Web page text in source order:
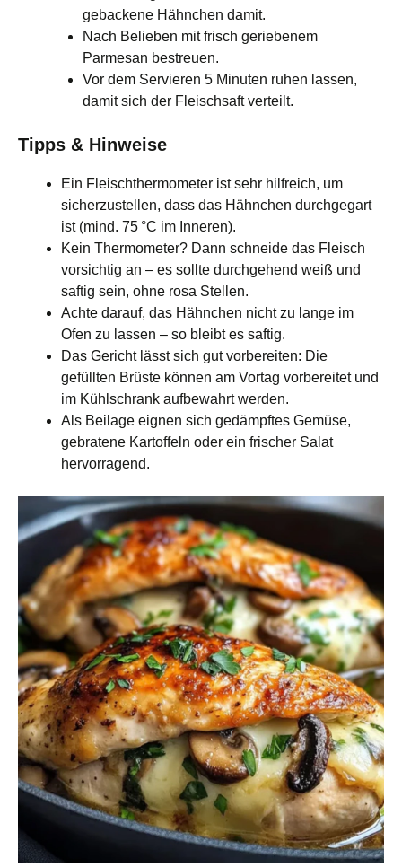
gebackene Hähnchen damit.
Nach Belieben mit frisch geriebenem
Parmesan bestreuen.
Vor dem Servieren 5 Minuten ruhen lassen,
damit sich der Fleischsaft verteilt.
Tipps & Hinweise
Ein Fleischthermometer ist sehr hilfreich, um
sicherzustellen, dass das Hähnchen durchgegart
ist (mind. 75 °C im Inneren).
Kein Thermometer? Dann schneide das Fleisch
vorsichtig an – es sollte durchgehend weiß und
saftig sein, ohne rosa Stellen.
Achte darauf, das Hähnchen nicht zu lange im
Ofen zu lassen – so bleibt es saftig.
Das Gericht lässt sich gut vorbereiten: Die
gefüllten Brüste können am Vortag vorbereitet und
im Kühlschrank aufbewahrt werden.
Als Beilage eignen sich gedämpftes Gemüse,
gebratene Kartoffeln oder ein frischer Salat
hervorragend.